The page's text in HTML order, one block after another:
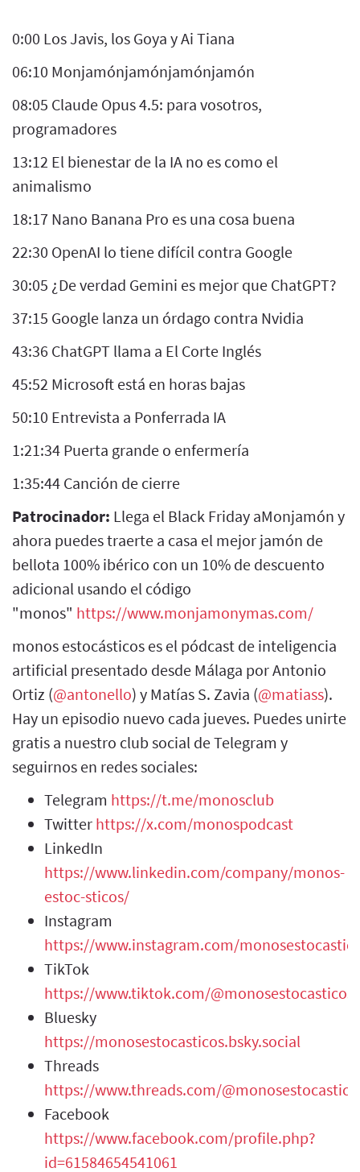
0:00 Los Javis, los Goya y Ai Tiana
06:10 Monjamónjamónjamónjamón
08:05 Claude Opus 4.5: para vosotros,
programadores
13:12 El bienestar de la IA no es como el
animalismo
18:17 Nano Banana Pro es una cosa buena
22:30 OpenAI lo tiene difícil contra Google
30:05 ¿De verdad Gemini es mejor que ChatGPT?
37:15 Google lanza un órdago contra Nvidia
43:36 ChatGPT llama a El Corte Inglés
45:52 Microsoft está en horas bajas
50:10 Entrevista a Ponferrada IA
1:21:34 Puerta grande o enfermería
1:35:44 Canción de cierre
Patrocinador: Llega el Black Friday aMonjamón y
ahora puedes traerte a casa el mejor jamón de
bellota 100% ibérico con un 10% de descuento
adicional usando el código
"monos" https://www.monjamonymas.com/
monos estocásticos es el pódcast de inteligencia
artificial presentado desde Málaga por Antonio
Ortiz (@antonello) y Matías S. Zavia (@matiass).
Hay un episodio nuevo cada jueves. Puedes unirte
gratis a nuestro club social de Telegram y
seguirnos en redes sociales:
Telegram https://t.me/monosclub
Twitter https://x.com/monospodcast
LinkedIn
https://www.linkedin.com/company/monos-
estoc-sticos/
Instagram
https://www.instagram.com/
TikTok
https://www.tiktok.com/@monosestocasticos
Bluesky
https://monosestocasticos.bsky.social
Threads
https://www.threads.com/
Facebook
https://www.facebook.com/profile.php?
id=61584654541061